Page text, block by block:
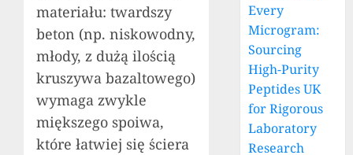
materiału: twardszy
beton (np. niskowodny,
młody, z dużą ilością
kruszywa bazaltowego)
wymaga zwykle
miększego spoiwa,
które łatwiej się ściera
Every
Microgram:
Sourcing
High-Purity
Peptides UK
for Rigorous
Laboratory
Research